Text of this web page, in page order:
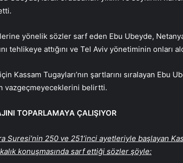
yönelik sözler sarf eden Ebu Ubeyde,
tehlikeye attığını ve Tel Aviv yönetiminin onları
Kassam Tugayları’nın şartlarını sıralayan Ebu
vazgeçmeyeceklerini belirtti.
TOPARLAMAYA ÇALIŞIYOR
Suresi’nin 250 ve 251’inci ayetleriyle başlayan
konuşmasında sarf ettiği sözler şöyle: